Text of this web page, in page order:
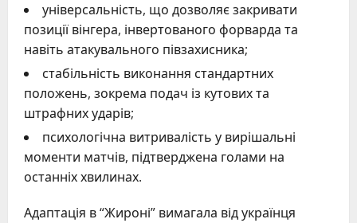
універсальність, що дозволяє закривати
позиції вінгера, інвертованого форварда та
навіть атакувального півзахисника;
стабільність виконання стандартних
положень, зокрема подач із кутових та
штрафних ударів;
психологічна витривалість у вирішальні
моменти матчів, підтверджена голами на
останніх хвилинах.
Адаптація в “Жироні” вимагала від українця